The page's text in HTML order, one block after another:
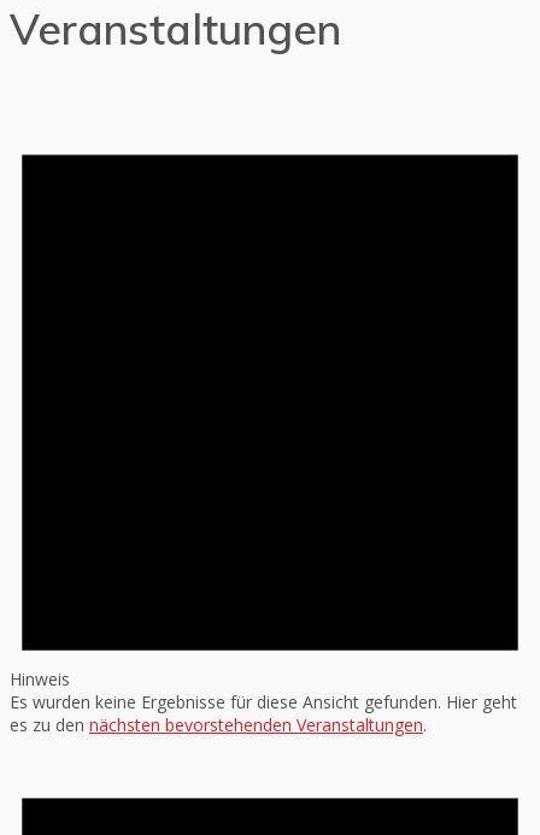
Veranstaltungen
Hinweis
Es wurden keine Ergebnisse für diese Ansicht gefunden. Hier geht
es zu den nächsten bevorstehenden Veranstaltungen.